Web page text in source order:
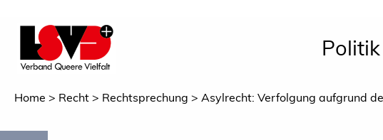
Politik
Home Recht Rechtsprechung Asylrecht: Verfolgung aufgrund